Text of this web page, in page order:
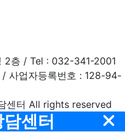
2층 / Tel : 032-341-2001
사업자등록번호 : 128-94-
센터 All rights reserved
센터